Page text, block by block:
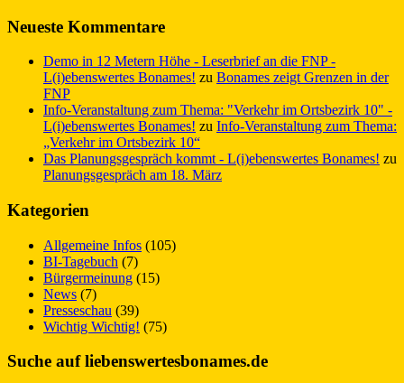
Neueste Kommentare
Demo in 12 Metern Höhe - Leserbrief an die FNP -
L(i)ebenswertes Bonames! zu Bonames zeigt Grenzen in der
FNP
Info-Veranstaltung zum Thema: "Verkehr im Ortsbezirk 10" -
L(i)ebenswertes Bonames! zu Info-Veranstaltung zum Thema:
„Verkehr im Ortsbezirk 10“
Das Planungsgespräch kommt - L(i)ebenswertes Bonames! zu
Planungsgespräch am 18. März
Kategorien
Allgemeine Infos (105)
BI-Tagebuch (7)
Bürgermeinung (15)
News (7)
Presseschau (39)
Wichtig Wichtig! (75)
Suche auf liebenswertesbonames.de